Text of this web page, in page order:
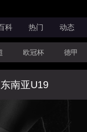
科 热门 动态
欧冠杯 德甲
东南亚U19